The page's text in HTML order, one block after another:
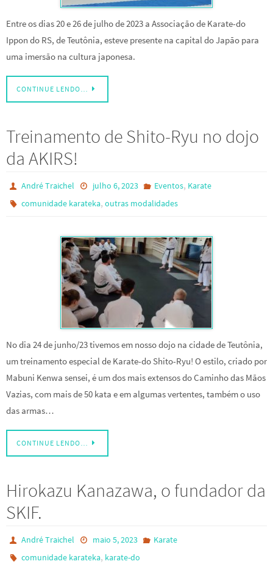
Entre os dias 20 e 26 de julho de 2023 a Associação de Karate-do
Ippon do RS, de Teutônia, esteve presente na capital do Japão para
uma imersão na cultura japonesa.
CONTINUE LENDO…
Treinamento de Shito-Ryu no dojo
da AKIRS!
André Traichel julho 6, 2023 Eventos, Karate
comunidade karateka,outras modalidades
No dia 24 de junho/23 tivemos em nosso dojo na cidade de Teutônia,
um treinamento especial de Karate-do Shito-Ryu! O estilo, criado por
Mabuni Kenwa sensei, é um dos mais extensos do Caminho das Mãos
Vazias, com mais de 50 kata e em algumas vertentes, também o uso
das armas…
CONTINUE LENDO…
Hirokazu Kanazawa, o fundador da
SKIF.
André Traichel maio 5, 2023
Karate
comunidade karateka, karate-do